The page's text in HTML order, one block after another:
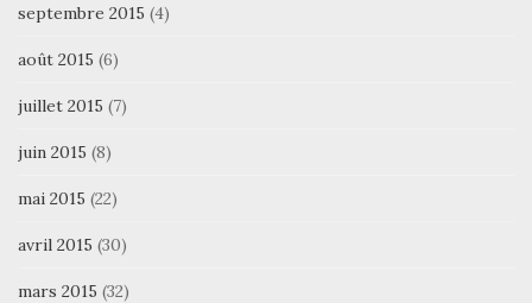
septembre 2015 (4)
août 2015 (6)
juillet 2015 (7)
juin 2015 (8)
mai 2015 (22)
avril 2015 (30)
mars 2015 (32)